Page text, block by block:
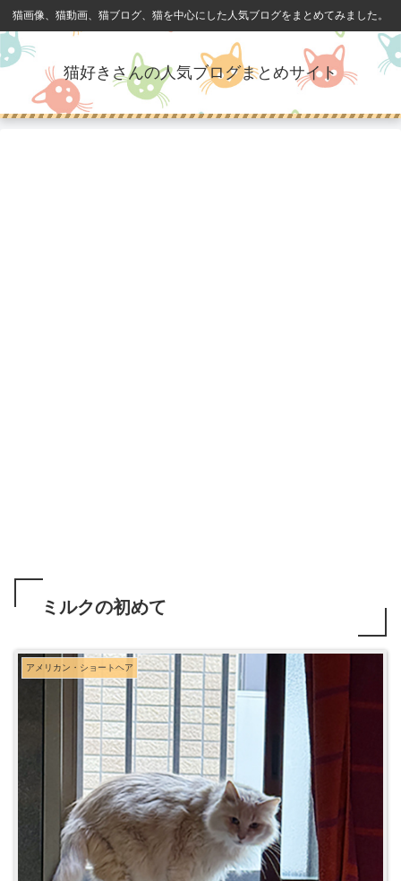
猫画像、猫動画、猫ブログ、猫を中心にした人気ブログをまとめてみました。
猫好きさんの人気ブログまとめサイト
ミルクの初めて
アメリカン・ショートヘア